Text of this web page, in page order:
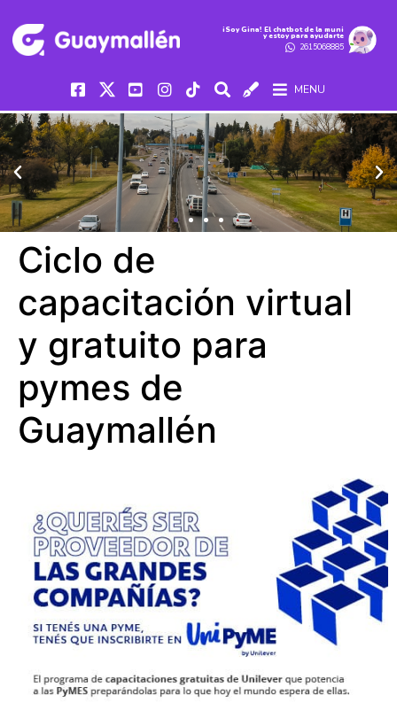
iSoy Gina! El chatbot de la muni
y estoy para ayudarte
2615068885
MENU
Ciclo de
capacitación virtual
y gratuito para
pymes de
Guaymallén